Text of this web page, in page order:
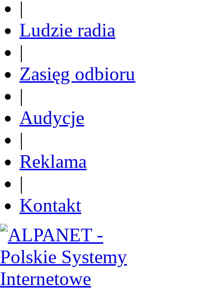
|
Ludzie radia
|
Zasięg odbioru
|
Audycje
|
Reklama
|
Kontakt